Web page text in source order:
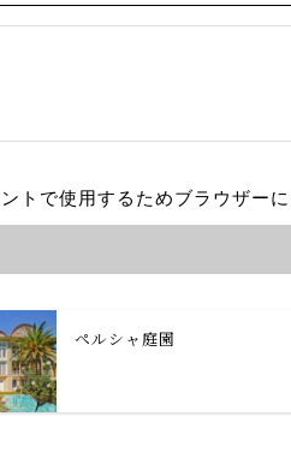
トで使用するためブラウザー
ペルシャ庭園